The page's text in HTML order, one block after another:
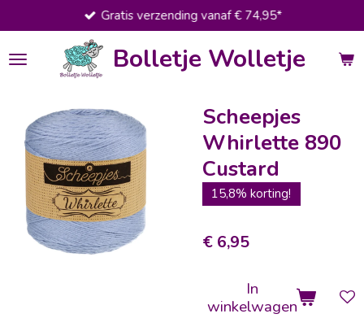
direct
naar
de
Bolletje Wolletje
Gratis verzending vanaf € 74,95*
Scheepjes
Whirlette 890
Custard
15,8% korting!
€ 6,95
In
winkelwagen